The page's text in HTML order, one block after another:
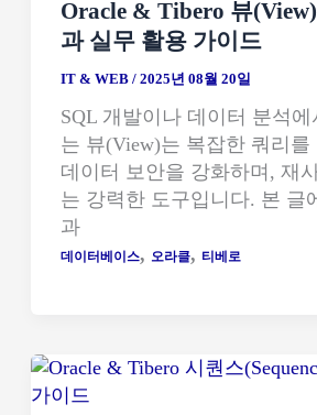
Oracle & Tibero 뷰
과 실무 활용 가이드
IT & WEB /2025년 08월 20일
SQL 개발이나 데이터 분석에
는 뷰(View)는 복잡한 쿼리를
데이터 보안을 강화하며, 재
는 강력한 도구입니다. 본 글
과
데이터베이스, 오라클, 티베로